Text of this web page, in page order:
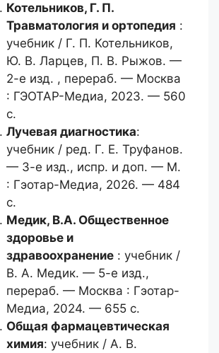
Котельников, Г. П.
Травматология и ортопедия :
учебник / Г. П. Котельников,
Ю. В. Ларцев, П. В. Рыжов. —
2-е изд. , перераб. — Москва
: ГЭОТАР-Медиа, 2023. — 560
с.
Лучевая диагностика:
учебник / ред. Г. Е. Труфанов.
— 3-е изд., испр. и доп. — М.
: Гэотар-Медиа, 2026. — 484
с.
Медик, В.А. Общественное
здоровье и
здравоохранение : учебник /
В. А. Медик. — 5-е изд.,
перераб. — Москва : Гэотар-
Медиа, 2024. — 655 с.
Общая фармацевтическая
химия: учебник / А. В.